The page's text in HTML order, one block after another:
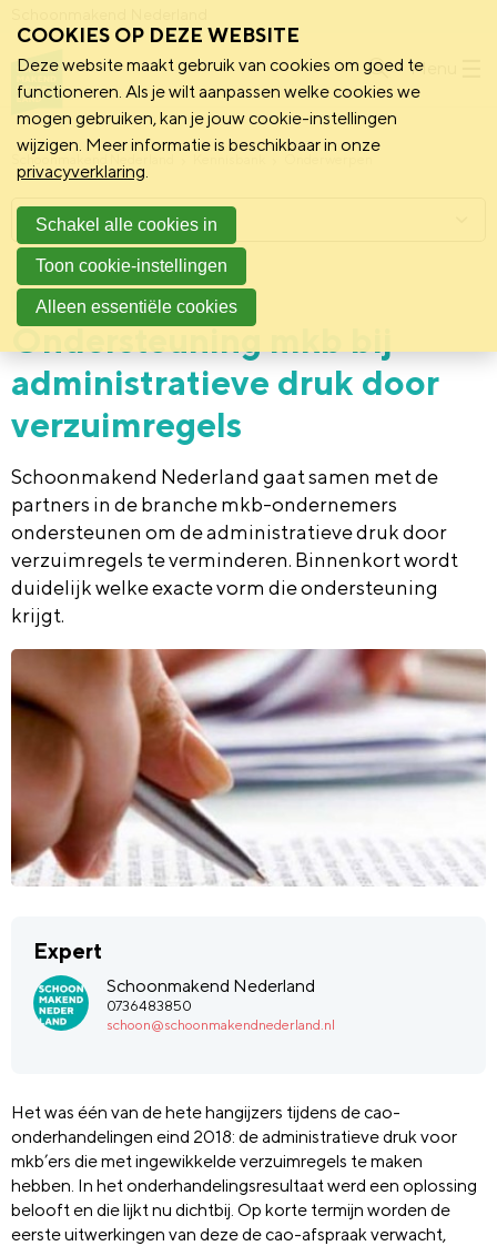
Menu
Schoonmakend Nederland
Vereniging 29 mei 2019
Ondersteuning mkb bij
administratieve druk door
verzuimregels
Schoonmakend Nederland gaat samen met de
partners in de branche mkb-ondernemers
ondersteunen om de administratieve druk door
verzuimregels te verminderen. Binnenkort wordt
duidelijk welke exacte vorm die ondersteuning
krijgt.
Expert
Schoonmakend Nederland
0736483850
schoon@schoonmakendnederland.nl
Het was één van de hete hangijzers tijdens de cao-
onderhandelingen eind 2018: de administratieve druk voor
mkb’ers die met ingewikkelde verzuimregels te maken
hebben. In het onderhandelingsresultaat werd een oplossing
belooft en die lijkt nu dichtbij. Op korte termijn worden de
eerste uitwerkingen van deze de cao-afspraak verwacht,
Menu
COOKIES OP DEZE WEBSITE
Deze website maakt gebruik van cookies om goed te
functioneren. Als je wilt aanpassen welke cookies we
mogen gebruiken, kan je jouw cookie-instellingen
wijzigen. Meer informatie is beschikbaar in onze
privacyverklaring.
Schakel alle cookies in
Toon cookie-instellingen
Alleen essentiële cookies